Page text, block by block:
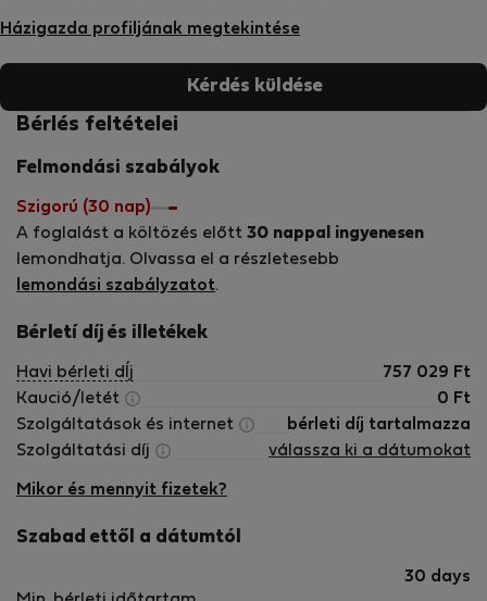
collective of independently owned and operated serviced
under a single representation, distribution, sales and
marketing strategy, all powered by a common technology
platform. We are proud members of the Association of
variety of apartments for short term letting that are
located in the Warsaw city center, from comfortable and
cosy ones to luxurious apartments of the highest standard.
Our selection offers a wide range of accommodation,
from compact and comfortable standard (**) and
of the highest quality. This allows us to offer
budget for each trip. Our aim is to make you feel at home
on your travels. We ensure that the apartments are safe
and clean, meet European standards of comfort and
amenity, and are completely ready for you on your arrival.
Házigazda profiljának megtekintése
Kérdés küldése
Bérlés feltételei
Felmondási szabályok
Szigorú (30 nap)
A foglalást a költözés előtt 30 nappal ingyenesen
lemondhatja. Olvassa el a részletesebb
lemondási szabályzatot.
Bérletí díj és illetékek
Havi bérleti dÍj 757 029 Ft
Kaució/letét
0 Ft
Szolgáltatások és internet
bérleti díj tartalmazza
Szolgáltatási díj
válassza ki a dátumokat
Mikor és mennyit fizetek?
Szabad ettől a dátumtól
30 days